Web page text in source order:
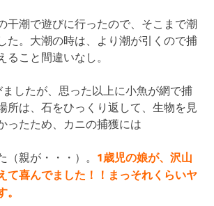
干潮で遊びに行ったので、そこまで潮
た。大潮の時は、より潮が引くので捕
ること間違いなし。
したが、思った以上に小魚が網で捕
所は、石をひっくり返して、生物を見
ったため、カニの捕獲には
（親が・・・）。 1歳児の娘が、沢山
て喜んでました！！まっそれくらいヤ